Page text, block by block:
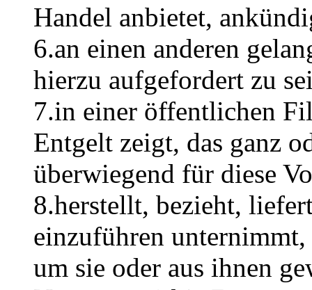
Handel anbietet,
6.an einen anderen
hierzu aufgefordert zu
7.in einer öffentlichen
Entgelt zeigt, das ganz
überwiegend für diese
8.herstellt, bezieht,
einzuführen unternimmt,
um sie oder aus ihnen